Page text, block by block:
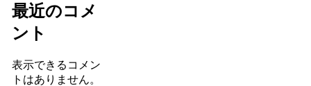
最近のコメ
ント
表示できるコメン
トはありません。